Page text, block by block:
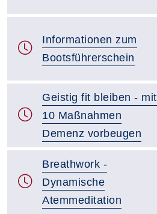
Informationen zum
Bootsführerschein
Geistig fit bleiben - mit
10 Maßnahmen
Demenz vorbeugen
Breathwork -
Dynamische
Atemmeditation